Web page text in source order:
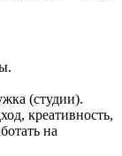
(студии).
креативность,
на